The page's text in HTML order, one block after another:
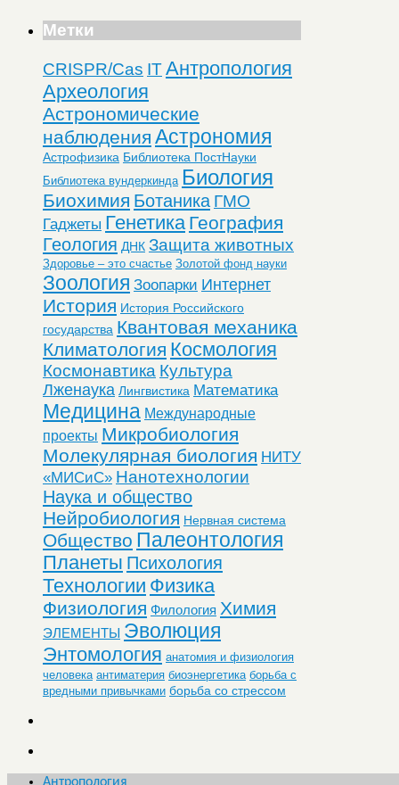
Метки
CRISPR/Cas ITАнтропология
Археология
Астрономические
наблюдения Астрономия
Астрофизика Библиотека ПостНауки
Библиотека вундеркинда Биология
Биохимия Ботаника ГМО
Гаджеты Генетика География
Геология ДНК Защита животных
Здоровье – это счастье Золотой фонд науки
Зоология Зоопарки Интернет
История История Российского
государства Квантовая механика
Климатология Космология
Космонавтика Культура
Лженаука Лингвистика Математика
Медицина Международные
проекты Микробиология
Молекулярная биология НИТУ
«МИСиС» Нанотехнологии
Наука и общество
Нейробиология Нервная система
Общество Палеонтология
Планеты Психология
Технологии Физика
Физиология Филология Химия
ЭЛЕМЕНТЫ Эволюция
Энтомология анатомия и физиология
человека антиматерия биоэнергетика борьба с
вредными привычками борьба со стрессом
Антропология